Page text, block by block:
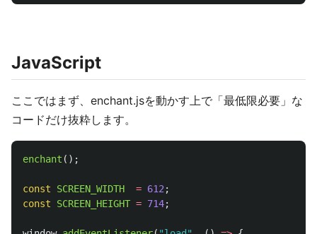
JavaScript
ここではまず、enchant.jsを動かす上で「最低限必要」な
コードだけ抜粋します。
enchant ();
const SCREEN_WIDTH = 612 ;
const
SCREEN_HEIGHT = 714;